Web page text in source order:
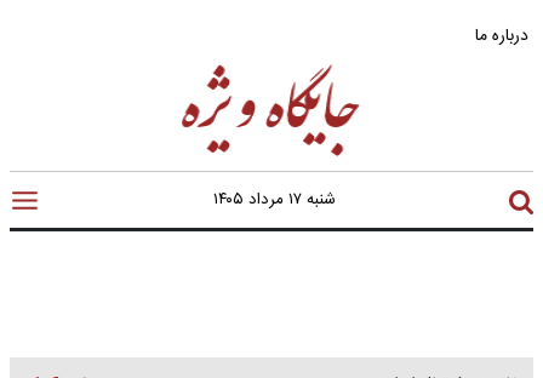
درباره ما
شنبه ۱۷ مرداد ۱۴۰۵